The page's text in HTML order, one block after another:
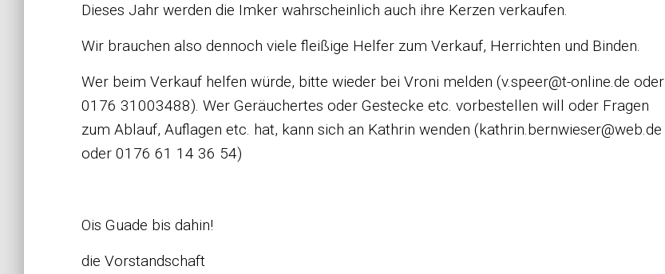
Dieses Jahr werden die Imker wahrscheinlich auch ihre Kerzen verkaufen.
Wir brauchen also dennoch viele fleißige Helfer zum Verkauf, Herrichten und Binden.
Wer beim Verkauf helfen würde, bitte wieder bei Vroni melden (v.speer@t-online.de oder
0176 31003488). Wer Geräuchertes oder Gestecke etc. vorbestellen will oder Fragen
zum Ablauf, Auflagen etc. hat, kann sich an Kathrin wenden (kathrin.bernwieser@web.de
oder 0176 61 14 36 54)
Ois Guade bis dahin!
die Vorstandschaft